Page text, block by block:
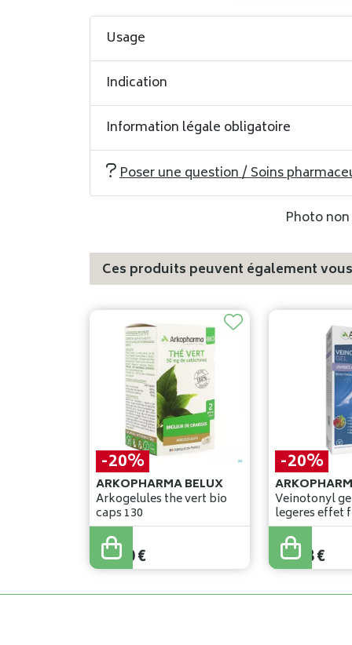
Usage
Indication
Information légale obligatoire
Poser une question / Soins
Photo
Ces produits peuvent également
-20%
ARKOPHARMA BELUX
Arkogelules the vert bio
caps 130
35,00
28,00€
-20%
Veinotonyl
16,48
13,18€